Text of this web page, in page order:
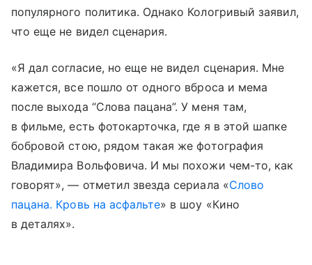
популярного политика. Однако Кологривый заявил,
что еще не видел сценария.
«Я дал согласие, но еще не видел сценария. Мне
кажется, все пошло от одного вброса и мема
после выхода “Слова пацана”. У меня там,
в фильме, есть фотокарточка, где я в этой шапке
бобровой стою, рядом такая же фотография
Владимира Вольфовича. И мы похожи чем-то, как
говорят», — отметил звезда сериала «Слово
пацана. Кровь на асфальте» в шоу «Кино
в деталях».